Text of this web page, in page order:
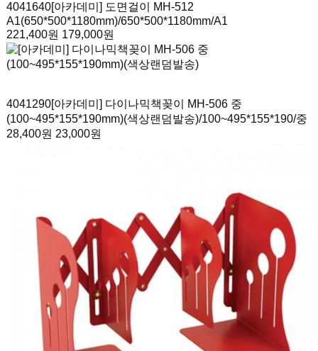
4041640[아카데미] 도면걸이 MH-512
A1(650*500*1180mm)/650*500*1180mm/A1
221,400원 179,000원
4041290[아카데미] 다이나믹책꽂이 MH-506 중
(100~495*155*190mm)(색상랜덤발송)/100~495*155*190/중
28,400원 23,000원